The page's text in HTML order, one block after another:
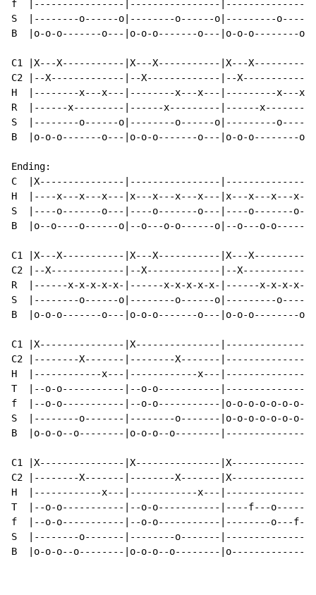
f  |----------------|----------------
S  |--------o------o|--------o------o|---------o-----
B  |o-o-o-------o---|o-o-o-------o---|o-o-o--------
C1 |X---X-----------|X---X-----------|X---
C2 |--X-------------|--X-------------|--
H  |--------x---x---|--------x---x---|---------x---
R  |------x---------|------x---------|------
S  |--------o------o|--------o------o|---------o-----
B  |o-o-o-------o---|o-o-o-------o---|o-o-o--------
Ending:
C  |X---------------|----------------
H  |----x---x---x---|x---x---x---x---|x---x---x---
S  |----o-------o---|----o-------o---|----o-------o---
B  |o--o----o------o|--o---o-o------o|--o---o-
C1 |X---X-----------|X---X-----------|X---
C2 |--X-------------|--X-------------|--
R  |------x-x-x-x-x-|------x-x-x-x-x-|------x-x-x-
S  |--------o------o|--------o------o|---------
B  |o-o-o-------o---|o-o-o-------o---|o-o-o--------
C1 |X---------------|X---------------
C2 |--------X-------|--------X-------
H  |------------x---|------------x---
T  |--o-o-----------|--o-o-----------
f  |--o-o-----------|--o-o-----------|o-o-o-o-o-o-o-o-
S  |--------o-------|--------o-------|o-o-o-o-o-o-o-o-
B  |o-o-o--o--------|o-o-o--o--------
C1 |X---------------|X---------------
C2 |--------X-------|--------X-------
H  |------------x---|------------x---
T  |--o-o-----------|--o-o-----------|----f---
f  |--o-o-----------|--o-o-----------|--------o---
S  |--------o-------|--------o-------
B  |o-o-o--o--------|o-o-o--o--------